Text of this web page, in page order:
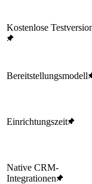
Kostenlose
Bereitstellungsmodell
Einrichtungszeit
Native CRM-
Integrationen